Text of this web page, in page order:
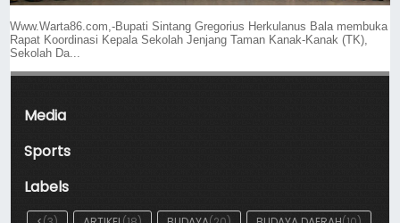
Www.Warta86.com,-Bupati Sintang Gregorius Herkulanus Bala membuka
Rapat Koordinasi Kepala Sekolah Jenjang Taman Kanak-Kanak (TK),
Sekolah Da...
Media
Sports
Labels